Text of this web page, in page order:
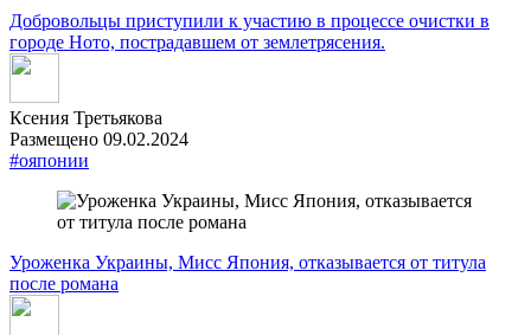
Добровольцы приступили к участию в процессе очистки в
городе Ното, пострадавшем от землетрясения.
Ксения Третьякова
Размещено 09.02.2024
#ояпонии
Уроженка Украины, Мисс Япония, отказывается от титула
после романа